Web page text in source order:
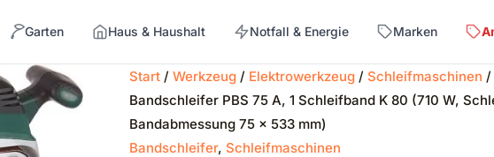
Garten Haus & Haushalt Notfall & Energie Marken
→
Start/ Werkzeug/ Elektrowerkzeug/ Schleifmaschinen /
Bandschleifer PBS 75 A, 1 Schleifband K 80 (710 W,
Bandabmessung 75 x 533 mm)
Bandschleifer, Schleifmaschinen
Ursprünglicher
Preis
war:
€151,99
Aktueller
Preis
ist:
€109,00.